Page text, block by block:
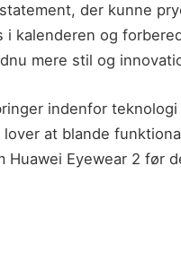
der kunne
kalenderen og
mere stil og
indenfor teknologi
lover at blande
Eyewear 2 før